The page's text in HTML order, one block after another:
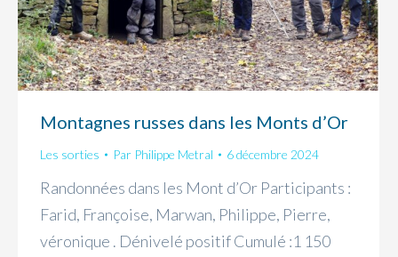
Montagnes russes dans les Monts d’Or
Les sorties Par Philippe Metral 6 décembre 2024
Randonnées dans les Mont d’Or Participants :
Farid, Françoise, Marwan, Philippe, Pierre,
véronique . Dénivelé positif Cumulé :1 150